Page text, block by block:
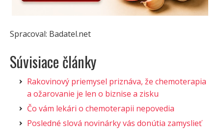
Spracoval: Badatel.net
Súvisiace články
Rakovinový priemysel priznáva, že chemoterapia
a ožarovanie je len o biznise a zisku
Čo vám lekári o chemoterapii nepovedia
Posledné slová novinárky vás donútia zamyslieť